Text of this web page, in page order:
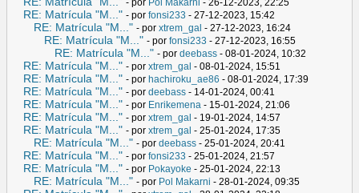
- por Pol Makarni - 26-12-2023, 22:25
RE: Matrícula "M..." - por fonsi233 - 27-12-2023, 15:42
RE: Matrícula "M..." - por xtrem_gal - 27-12-2023, 16:24
RE: Matrícula "M..." - por fonsi233 - 27-12-2023, 16:55
RE: Matrícula "M..." - por deebass - 08-01-2024, 10:32
RE: Matrícula "M..." - por xtrem_gal - 08-01-2024, 15:51
RE: Matrícula "M..." - por hachiroku_ae86 - 08-01-2024, 17:39
RE: Matrícula "M..." - por deebass - 14-01-2024, 00:41
RE: Matrícula "M..." - por Enrikemena - 15-01-2024, 21:06
RE: Matrícula "M..." - por xtrem_gal - 19-01-2024, 14:57
RE: Matrícula "M..." - por xtrem_gal - 25-01-2024, 17:35
RE: Matrícula "M..." - por deebass - 25-01-2024, 20:41
RE: Matrícula "M..." - por fonsi233 - 25-01-2024, 21:57
RE: Matrícula "M..." - por Pokayoke - 25-01-2024, 22:13
RE: Matrícula "M..." - por Pol Makarni - 28-01-2024, 09:35